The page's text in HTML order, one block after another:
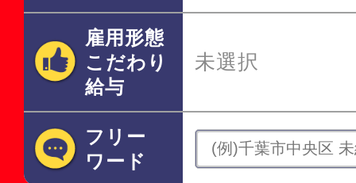
雇用形態
こだわり
給与
未選択
フリー
ワード